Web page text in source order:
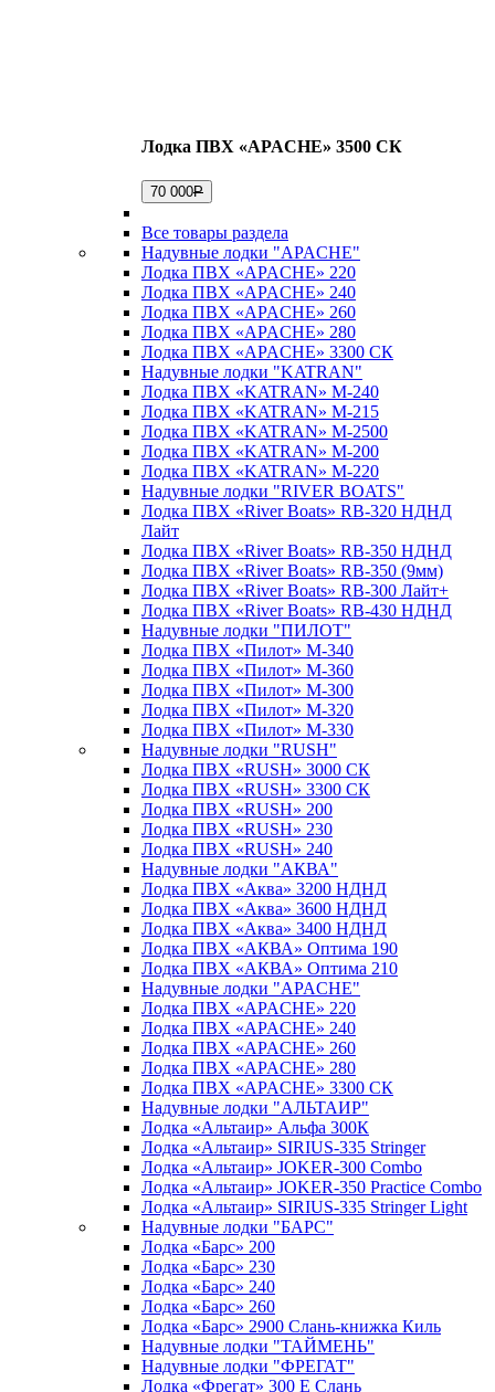
Лодка ПВХ «APACHE» 3500 СК
70 000Р
Все товары раздела
Надувные лодки "APACHE"
Лодка ПВХ «APACHE» 220
Лодка ПВХ «APACHE» 240
Лодка ПВХ «APACHE» 260
Лодка ПВХ «APACHE» 280
Лодка ПВХ «APACHE» 3300 СК
Надувные лодки "KATRAN"
Лодка ПВХ «KATRAN» M-240
Лодка ПВХ «KATRAN» M-215
Лодка ПВХ «KATRAN» M-2500
Лодка ПВХ «KATRAN» M-200
Лодка ПВХ «KATRAN» M-220
Надувные лодки "RIVER BOATS"
Лодка ПВХ «River Boats» RB-320 НДНД
Лайт
Лодка ПВХ «River Boats» RB-350 НДНД
Лодка ПВХ «River Boats» RB-350 (9мм)
Лодка ПВХ «River Boats» RB-300 Лайт+
Лодка ПВХ «River Boats» RB-430 НДНД
Надувные лодки "ПИЛОТ"
Лодка ПВХ «Пилот» М-340
Лодка ПВХ «Пилот» М-360
Лодка ПВХ «Пилот» М-300
Лодка ПВХ «Пилот» М-320
Лодка ПВХ «Пилот» М-330
Надувные лодки "RUSH"
Лодка ПВХ «RUSH» 3000 СК
Лодка ПВХ «RUSH» 3300 СК
Лодка ПВХ «RUSH» 200
Лодка ПВХ «RUSH» 230
Лодка ПВХ «RUSH» 240
Надувные лодки "АКВА"
Лодка ПВХ «Аква» 3200 НДНД
Лодка ПВХ «Аква» 3600 НДНД
Лодка ПВХ «Аква» 3400 НДНД
Лодка ПВХ «АКВА» Оптима 190
Лодка ПВХ «АКВА» Оптима 210
Надувные лодки "APACHE"
Лодка ПВХ «APACHE» 220
Лодка ПВХ «APACHE» 240
Лодка ПВХ «APACHE» 260
Лодка ПВХ «APACHE» 280
Лодка ПВХ «APACHE» 3300 СК
Надувные лодки "АЛЬТАИР"
Лодка «Альтаир» Альфа 300К
Лодка «Альтаир» SIRIUS-335 Stringer
Лодка «Альтаир» JOKER-300 Combo
Лодка «Альтаир» JOKER-350 Practice Combo
Лодка «Альтаир» SIRIUS-335 Stringer Light
Надувные лодки "БАРС"
Лодка «Барс» 200
Лодка «Барс» 230
Лодка «Барс» 240
Лодка «Барс» 260
Лодка «Барс» 2900 Слань-книжка Киль
Надувные лодки "ТАЙМЕНЬ"
Надувные лодки "ФРЕГАТ"
Лодка «Фрегат» 300 Е Слань